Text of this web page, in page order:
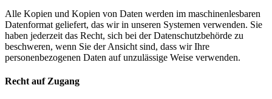
Alle Kopien und Kopien von Daten werden im maschinenlesbaren
Datenformat geliefert, das wir in unseren Systemen verwenden. Sie
haben jederzeit das Recht, sich bei der Datenschutzbehörde zu
beschweren, wenn Sie der Ansicht sind, dass wir Ihre
personenbezogenen Daten auf unzulässige Weise verwenden.
Recht auf Zugang